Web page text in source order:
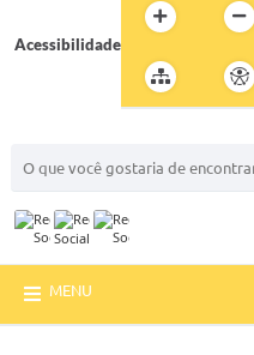
Acessibilidade
MENU